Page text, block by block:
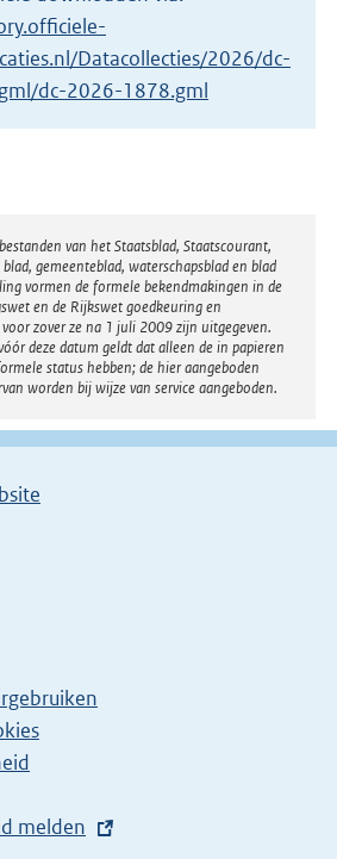
Datacollecties/2026/dc-
dc-2026-1878.gml
van het Staatsblad, Staatscourant,
gemeenteblad, waterschapsblad en blad
vormen de formele bekendmakingen in de
en de Rijkswet goedkeuring en
zover ze na 1 juli 2009 zijn uitgegeven.
deze datum geldt dat alleen de in papieren
status hebben; de hier aangeboden
worden bij wijze van service aangeboden.
melden